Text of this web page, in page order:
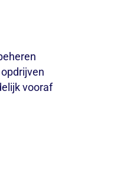
vooraf